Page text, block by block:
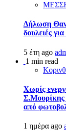
Δήλωση
δουλειές
5 έτη ago
1 min read
Χωρίς
Σ.Μουρίκης
από
1 ημέρα ago